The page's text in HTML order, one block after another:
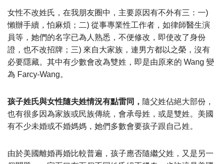
女性不改姓氏，在我朋友圈中，主要原因有不外有三：一)
懶辦手續，怕麻煩；二) 從事專業性工作者，如律師醫生演
員等，她們的名字已為人熟悉，不便修改，即使改了身份
證，也不改招牌；三) 來自大家族，連男方都以之榮，沒有
必要隱藏。其中有少數會改為雙姓，即是由原來的 Wang 變
為 Farcy-Wang。
孩子姓氏與女性隨夫姓情況有點雷同， 隨父姓佔絕大部份，
也有很多因為家族或民族傳統，會承母姓，或是雙姓。美國
有不少未婚或不婚媽媽，她們多數會要孩子跟自己姓。
由於美國離婚再婚比較普遍，孩子應否隨繼父姓，又是另一